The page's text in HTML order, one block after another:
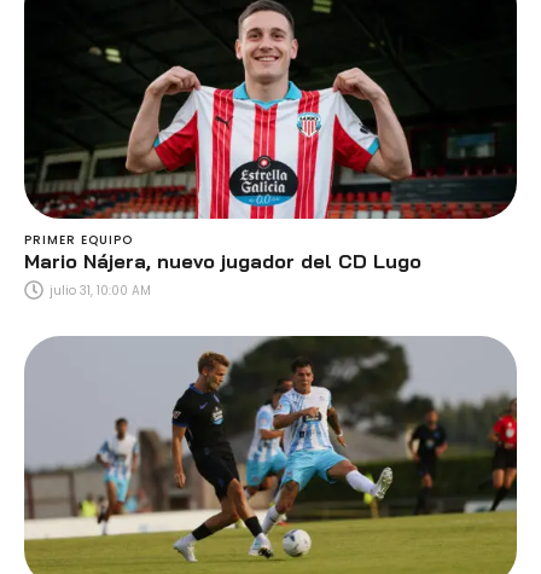
PRIMER EQUIPO
Mario Nájera, nuevo jugador del CD Lugo
julio 31, 10:00 AM